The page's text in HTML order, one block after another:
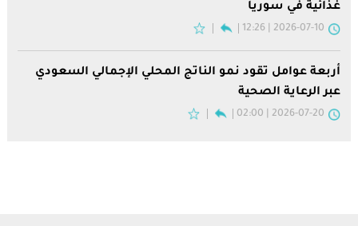
غذائية في سوريا
2026-07-10 | 12:26
أربعة عوامل تقود نمو الناتج المحلي الإجمالي السعودي
عبر الرعاية الصحية
2026-07-20 | 02:00